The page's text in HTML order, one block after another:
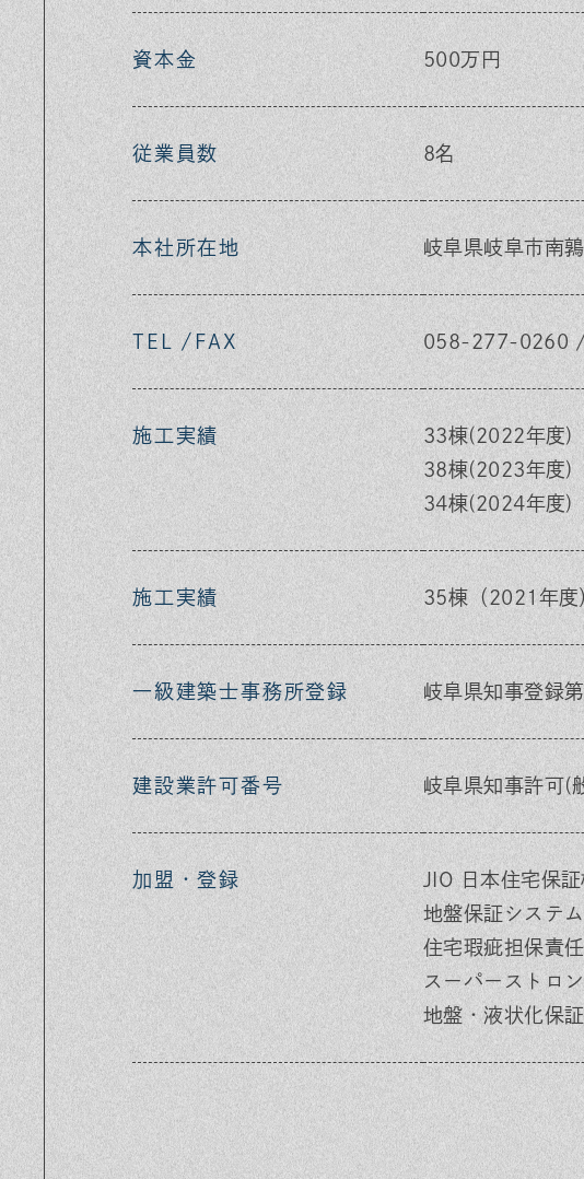
資本金 500万円
従業員数 8名
本社所在地 岐阜県岐阜市南
TEL /FAX 058-277-0260
施工実績
33棟(2022年度)
38棟(2023年度)
34棟(2024年度)
施工実績 35棟（2021年度
一級建築士事務所登録 岐阜県知事登録
建設業許可番号 岐阜県知事許可
加盟・登録
JIO 日本住宅保
地盤保証システ
住宅瑕疵担保責
スーパーストロ
地盤・液状化保